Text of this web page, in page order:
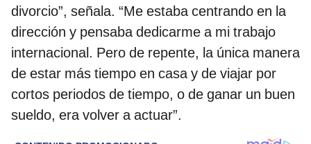
divorcio”, señala. “Me estaba centrando en la
dirección y pensaba dedicarme a mi trabajo
internacional. Pero de repente, la única manera
de estar más tiempo en casa y de viajar por
cortos periodos de tiempo, o de ganar un buen
sueldo, era volver a actuar”.